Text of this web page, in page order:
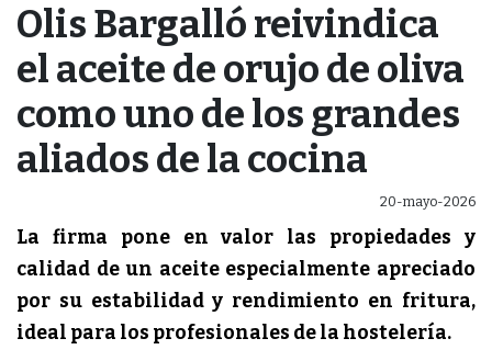
Olis Bargalló reivindica
el aceite de orujo de oliva
como uno de los grandes
aliados de la cocina
20-mayo-2026
La firma pone en valor las propiedades y
calidad de un aceite especialmente apreciado
por su estabilidad y rendimiento en fritura,
ideal para los profesionales de la hostelería.